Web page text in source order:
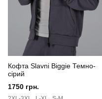
Матеріал
Склад тканини
Країна - виробник
Кофта Slavni Biggie Темно-
сірий
1750 грн.